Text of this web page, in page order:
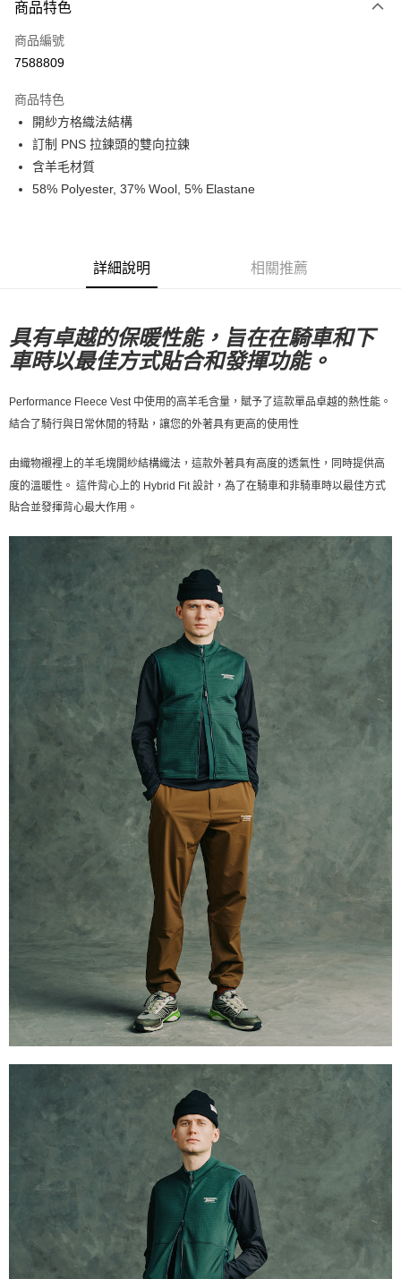
LINE Pay
Apple Pay
運送方式
全家店到店
每筆NT$80，滿NT$10,000(含以上)免運費
每筆NT$80，滿NT$10,000(含以上)免運費
每筆NT$80，滿NT$10,000(含以上)免運費
每筆NT$130，滿NT$10,000(含以上)免運費
商品特色
商品編號
7588809
商品特色
開紗方格織法結構
訂制 PNS 拉鍊頭的雙向拉鍊
含羊毛材質
58% Polyester, 37% Wool, 5% Elastane
詳細說明 相關推薦
具有卓越的保暖性能，旨在在騎車和下
車時以最佳方式貼合和發揮功能。
Performance Fleece Vest 中使用的高羊毛含量，賦予了這款單品卓越的熱性能。
結合了騎行與日常休閒的特點，讓您的外著具有更高的使用性
由織物襯裡上的羊毛塊開紗結構織法，這款外著具有高度的透氣性，同時提供高
度的溫暖性。 這件背心上的 Hybrid Fit 設計，為了在騎車和非騎車時以最佳方式
貼合並發揮背心最大作用。